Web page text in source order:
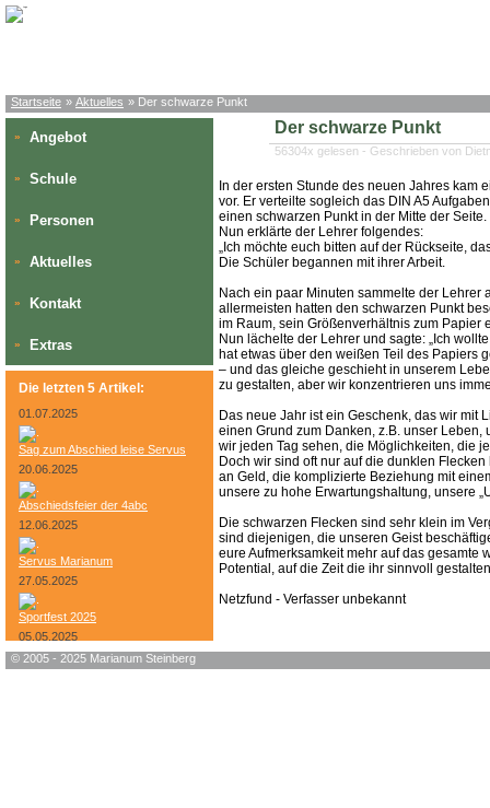
Startseite » Aktuelles » Der schwarze Punkt
» Angebot
» Schule
» Personen
» Aktuelles
» Kontakt
» Extras
Die letzten 5 Artikel:
01.07.2025
Sag zum Abschied leise Servus
20.06.2025
Abschiedsfeier der 4abc
12.06.2025
Servus Marianum
27.05.2025
Sportfest 2025
05.05.2025
Bundesheer-Tag
Der schwarze Punkt
56304x gelesen - Geschrieben von
In der ersten Stunde des neuen Jahres kam
vor. Er verteilte sogleich das DIN A5
einen schwarzen Punkt in der Mitte der Seite.
Nun erklärte der Lehrer folgendes:
„Ich möchte euch bitten auf der Rückseite,
Die Schüler begannen mit ihrer Arbeit.
Nach ein paar Minuten sammelte der
allermeisten hatten den schwarzen Punkt
im Raum, sein Größenverhältnis zum Papier
Nun lächelte der Lehrer und sagte: „Ich
hat etwas über den weißen Teil des Papiers
– und das gleiche geschieht in unserem
zu gestalten, aber wir konzentrieren uns
Das neue Jahr ist ein Geschenk, das wir mit
einen Grund zum Danken, z.B. unser
wir jeden Tag sehen, die Möglichkeiten, die
Doch wir sind oft nur auf die dunklen
an Geld, die komplizierte Beziehung mit
unsere zu hohe Erwartungshaltung, unsere
Die schwarzen Flecken sind sehr klein im
sind diejenigen, die unseren Geist
eure Aufmerksamkeit mehr auf das gesamte
Potential, auf die Zeit die ihr sinnvoll
Netzfund - Verfasser unbekannt
© 2005 - 2025 Marianum Steinberg